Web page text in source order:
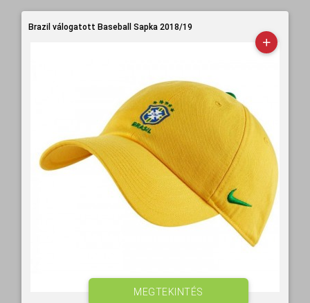
Brazil válogatott Baseball Sapka 2018/19
MEGTEKINTÉS